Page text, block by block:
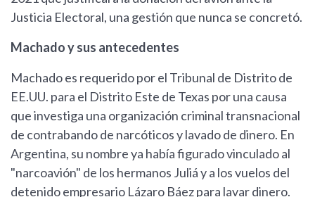
Justicia Electoral, una gestión que nunca se concretó.
Machado y sus antecedentes
Machado es requerido por el Tribunal de Distrito de
EE.UU. para el Distrito Este de Texas por una causa
que investiga una organización criminal transnacional
de contrabando de narcóticos y lavado de dinero. En
Argentina, su nombre ya había figurado vinculado al
"narcoavión" de los hermanos Juliá y a los vuelos del
detenido empresario Lázaro Báez para lavar dinero.